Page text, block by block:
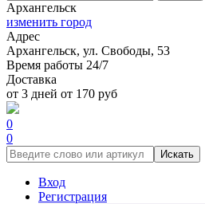
Архангельск
изменить город
Адрес
Архангельск, ул. Свободы, 53
Время работы 24/7
Доставка
от 3 дней от 170 руб
0
0
Искать
Вход
Регистрация